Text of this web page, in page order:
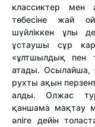
классиктер мен
төбесіне жай
шүйліккен ұлы
ұстаушы сұр
«ұлтшылдық пен
атады. Осылайша,
рухты ақын
алды. Олжас
қаншама мақтау
әліге дейін